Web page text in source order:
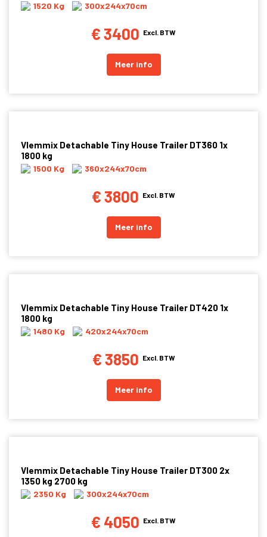
1520 Kg 300x244x70cm
€ 3400 Excl. BTW
Meer info
Vlemmix Detachable Tiny House Trailer DT360 1x
1800 kg
1500 Kg 360x244x70cm
€ 3800 Excl. BTW
Meer info
Vlemmix Detachable Tiny House Trailer DT420 1x
1800 kg
1480 Kg 420x244x70cm
€ 3850 Excl. BTW
Meer info
Vlemmix Detachable Tiny House Trailer DT300 2x
1350 kg 2700 kg
2350 Kg 300x244x70cm
€ 4050 Excl. BTW